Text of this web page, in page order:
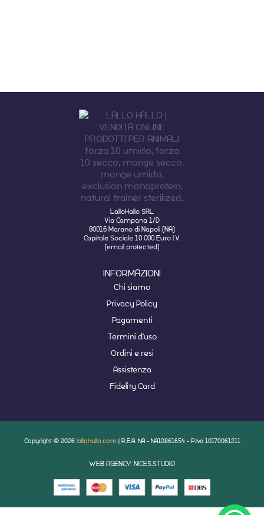
LalloHallo SRL
Via Campana 1/D
80016 Marano di Napoli (NA)
Capitale Sociale 10 000 Euro I.V.
[email protected]
INFORMAZIONI
Chi siamo
Privacy Policy
Pagamenti
Termini d'uso
Ordini e resi
Assistenza
Fidelity Card
Copyright © 2026 lallohallo.com | R.E.A. NA - NA10861654 - P.Iva 10170061211
WEB AGENCY: NICES.STUDIO